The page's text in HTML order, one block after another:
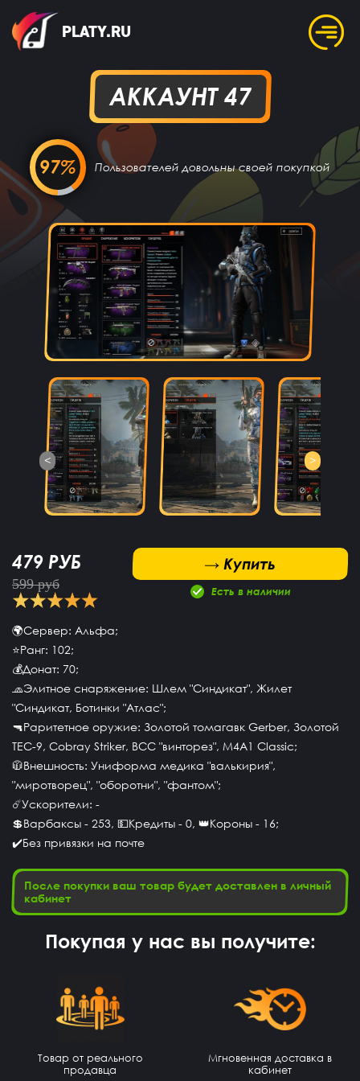
PLATY.RU
АККАУНТ 47
97% Пользователей довольны своей покупкой
< >
479 РУБ
599 руб
→ Купить
Купить
Есть в наличии
🌍Сервер: Альфа;
⭐️Ранг: 102;
💰Донат: 70;
🧢Элитное снаряжение: Шлем "Синдикат", Жилет
"Синдикат, Ботинки "Атлас";
🔫Раритетное оружие: Золотой томагавк Gerber, Золотой
TEC-9, Cobray Striker, ВСС "винторез", M4A1 Classic;
🧥Внешность: Униформа медика "валькирия",
"миротворец", "оборотни", "фантом";
☄️Ускорители: -
💲Варбаксы - 253, 💵Кредиты - 0, 👑Короны - 16;
✔️Без привязки на почте
После покупки ваш товар будет доставлен в личный
кабинет
Покупая у нас вы получите:
Товар от реального
продавца
Мгновенная доставка в
кабинет
норм сайт